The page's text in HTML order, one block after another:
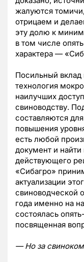
жалуются
отрицаем и
эту долю к
в том числе
характера —
Посильный
технология
наилучших
свиноводству.
составляются
повышения
есть любой
документ и
действующего
«Сибагро»
актуализации
свиноводческой
года именно на
состоялась
посвященная
— Но за